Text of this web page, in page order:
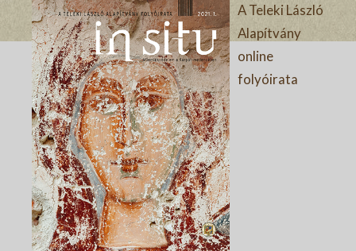
A Teleki László
Alapítvány
online
folyóirata